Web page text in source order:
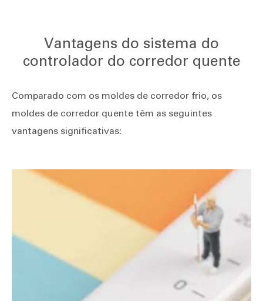
Vantagens do sistema do
controlador do corredor quente
Comparado com os moldes de corredor frio, os
moldes de corredor quente têm as seguintes
vantagens significativas: